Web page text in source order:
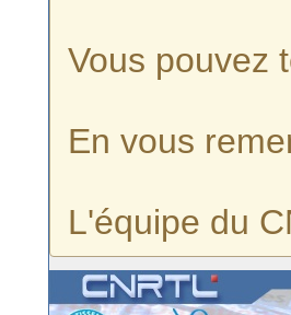
Vous pouvez
En vous
L'équipe du